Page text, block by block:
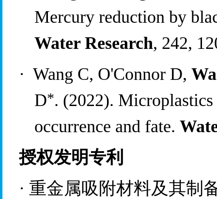
Water Research, 242,
· Wang C, O'Connor D,
D*. (2022).
occurrence and fate.
授权发明专利
· 重金属吸附材料及其制